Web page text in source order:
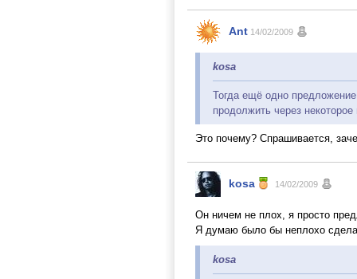
Ant 14/02/2009
kosa
Тогда ещё одно
продолжить через
Это почему? Спрашивается,
kosa 14/02/2009
Он ничем не плох, я просто
Я думаю было бы неплохо
kosa